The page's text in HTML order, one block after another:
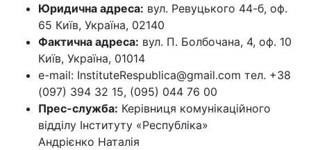
Юридична адреса: вул. Ревуцького 44-б, оф.
65 Київ, Україна, 02140
Фактична адреса: вул. П. Болбочана, 4, оф. 10
Київ, Україна, 01014
e-mail: InstituteRespublica@gmail.com тел. +38
(097) 394 32 15, (095) 044 76 00
Прес-служба: Керівниця комунікаційного
відділу Інституту «Республіка»
Андрієнко Наталія